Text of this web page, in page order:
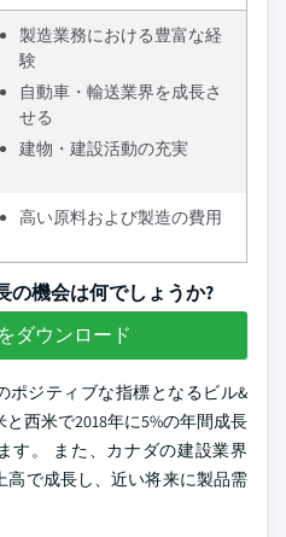
製造業務における豊富な経
験
自動車・輸送業界を成長さ
せる
建物・建設活動の充実
高い原料および製造の費用
の機会は何でしょうか?
ダウンロード
ポジティブな指標となるビル&
西米で2018年に5%の年間成長
す。 また、カナダの建設業界
高で成長し、近い将来に製品需